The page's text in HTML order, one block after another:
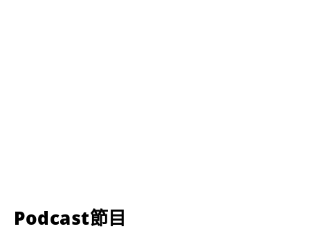
Podcast節目